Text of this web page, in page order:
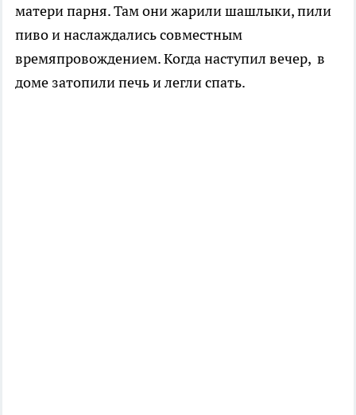
матери парня. Там они жарили шашлыки, пили
пиво и наслаждались совместным
времяпровождением. Когда наступил вечер, в
доме затопили печь и легли спать.